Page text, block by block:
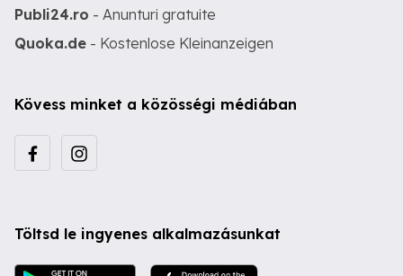
Publi24.ro - Anunturi gratuite
Quoka.de - Kostenlose Kleinanzeigen
Kövess minket a közösségi médiában
Töltsd le ingyenes alkalmazásunkat